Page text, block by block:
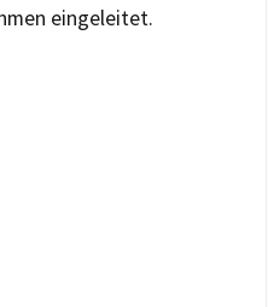
eingeleitet.